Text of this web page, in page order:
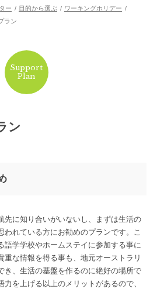
ー 目的から選ぶ
ワーキングホリデー
ラン
Support
Plan
ン
先に知り合いがいないし、まずは生活の
われている方にお勧めのプランです。こ
語学学校やホームステイに参加する事に
重な情報を得る事も、地元オーストラリ
き、生活の基盤を作るのに絶好の場所で
を上げる以上のメリットがあるので、